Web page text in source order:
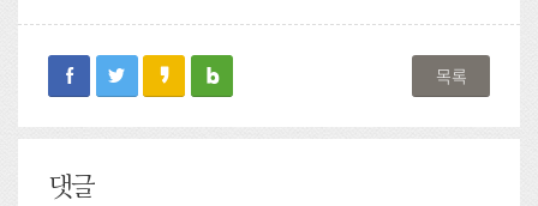
facebooktwitter kakaostoryblog 목록
댓글